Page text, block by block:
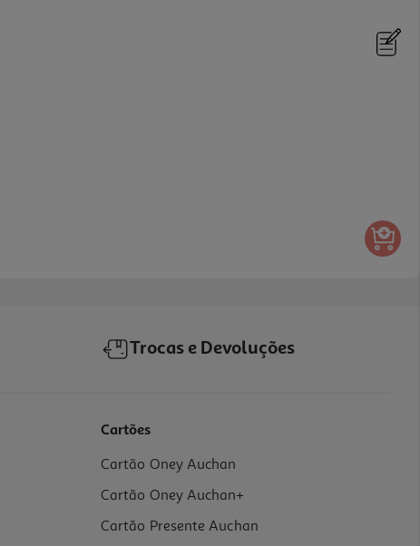
Trocas e Devoluções
Cartões
Cartão Oney Auchan
Cartão Oney Auchan+
Cartão Presente Auchan